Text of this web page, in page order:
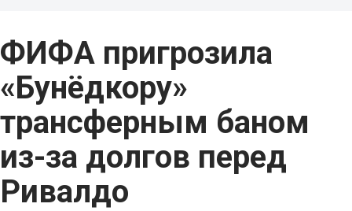
ФИФА пригрозила
«Бунёдкору»
трансферным баном
из-за долгов перед
Ривалдо